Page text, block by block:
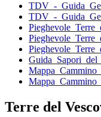
TDV_-
TDV_-
Terre del